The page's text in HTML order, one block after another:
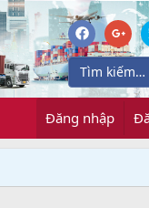
Đăng nhập